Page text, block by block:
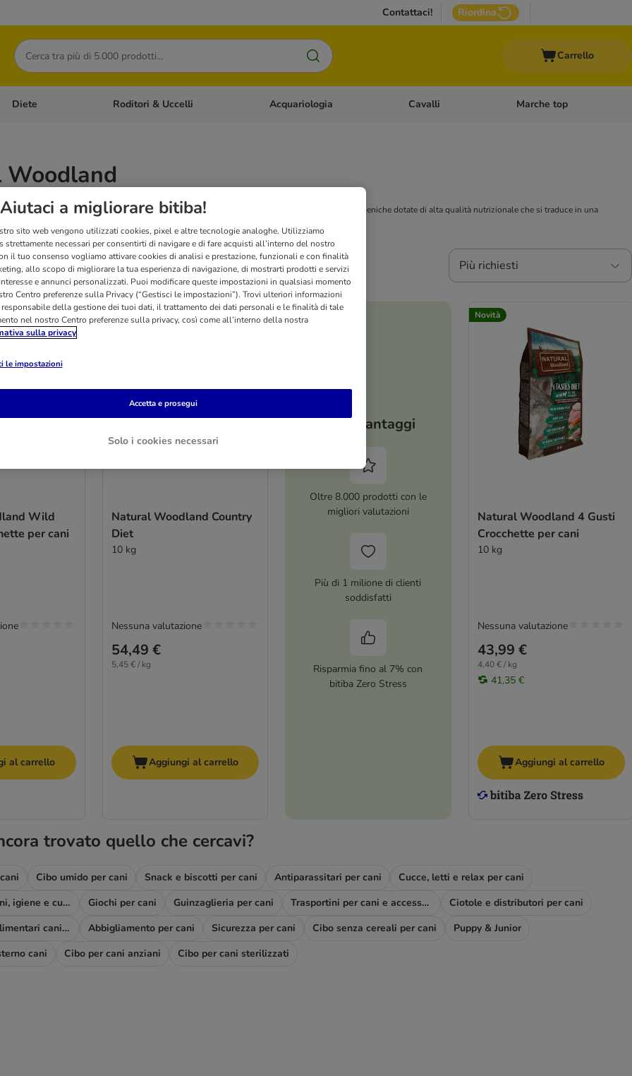
Contattaci! Riordina
Cerca
Carrello
Apri Menù Categoria: Cani
Diete Apri Menù Categoria: Diete
Roditori & Uccelli Apri Menù Categoria: Roditori & Uccelli
Acquariologia Apri Menù Categoria: Acquariologia
Cavalli Apri Menù Categoria: Cavalli
Marche top
alimento di qualità Super Premium per cani di tutte le razze e di tutte le età, con diete ipoallergeniche dotate di alta qualità nutrizionale che si traduce in una
equilibrata.
Più richiesti
Wild
per cani
al carrello
Natural Woodland Country
Diet
10 kg
54,49 €
5,45 € / kg
Nessuna valutazione
Aggiungi al carrello
I tuoi vantaggi
Oltre 8.000 prodotti con le
migliori valutazioni
Più di 1 milione di clienti
soddisfatti
Risparmia fino al 7% con
bitiba Zero Stress
Novità
Natural Woodland 4 Gusti
Crocchette per cani
10 kg
43,99 €
4,40 € / kg
41,35 €
Nessuna valutazione
Aggiungi al carrello
trovato quello che cercavi?
Cibo umido per cani Snack e biscotti per cani Antiparassitari per cani
Cucce, letti e relax per cani
Toelettatura cani, igiene e cura
Giochi per cani Guinzaglieria per cani Trasportini per cani e accessori viaggio
Ciotole e distributori per cani
Complementi alimentari cani e diete
Abbigliamento per cani Sicurezza per cani Cibo senza cereali per cani
Puppy & Junior
cani
Cibo per cani anziani Cibo per cani sterilizzati
Aiutaci a migliorare bitiba!
sito web vengono utilizzati cookies, pixel e altre tecnologie analoghe. Utilizziamo
strettamente necessari per consentirti di navigare e di fare acquisti all’interno del nostro
il tuo consenso vogliamo attivare cookies di analisi e prestazione, funzionali e con finalità
allo scopo di migliorare la tua esperienza di navigazione, di mostrarti prodotti e servizi
e annunci personalizzati. Puoi modificare queste impostazioni in qualsiasi momento
Centro preferenze sulla Privacy (“Gestisci le impostazioni”). Trovi ulteriori informazioni
della gestione dei tuoi dati, il trattamento dei dati personali e le finalità di tale
nel nostro Centro preferenze sulla privacy, così come all’interno della nostra
sulla privacy
le impostazioni
Solo i cookies necessari
Accetta e prosegui